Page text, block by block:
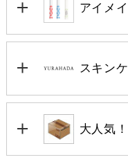
アイメ
スキン
大人気